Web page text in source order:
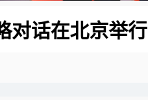
对话在北京举行